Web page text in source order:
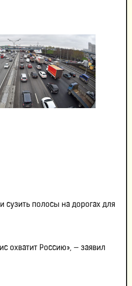
сузить полосы на дорогах для
охватит Россию», — заявил